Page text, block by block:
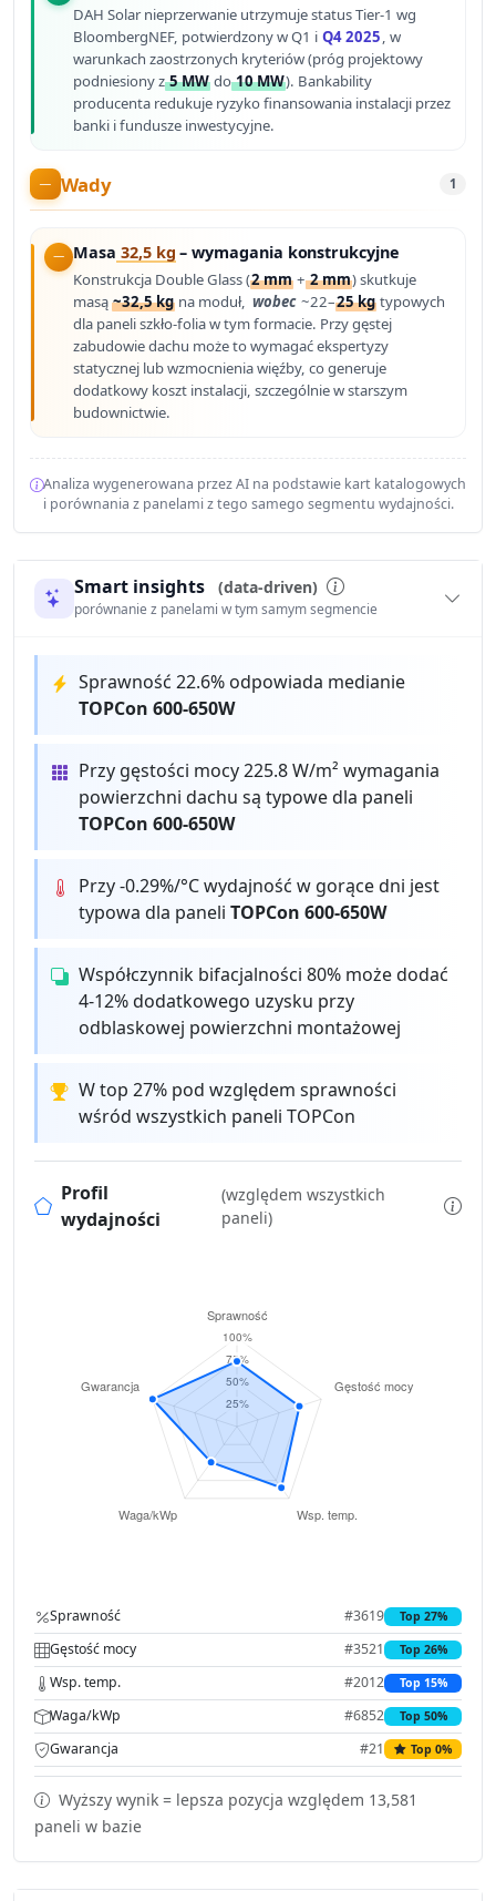
DAH Solar nieprzerwanie utrzymuje status Tier-1 wg
BloombergNEF, potwierdzony w Q1 i Q4 2025, w
warunkach zaostrzonych kryteriów (próg projektowy
podniesiony z5 MW do10 MW). Bankability
producenta redukuje ryzyko finansowania instalacji przez
banki i fundusze inwestycyjne.
Wady 1
Masa 32,5 kg – wymagania konstrukcyjne
Konstrukcja Double Glass (2 mm +2 mm) skutkuje
masą~32,5 kg na moduł, wobec ~22–25 kg typowych
dla paneli szkło-folia w tym formacie. Przy gęstej
zabudowie dachu może to wymagać ekspertyzy
statycznej lub wzmocnienia więźby, co generuje
dodatkowy koszt instalacji, szczególnie w starszym
budownictwie.
Analiza wygenerowana przez AI na podstawie kart katalogowych
i porównania z panelami z tego samego segmentu wydajności.
Smart insights (data-driven)
porównanie z panelami w tym samym segmencie
Sprawność 22.6% odpowiada medianie
TOPCon 600-650W
Przy gęstości mocy 225.8 W/m² wymagania
powierzchni dachu są typowe dla paneli
TOPCon 600-650W
Przy -0.29%/°C wydajność w gorące dni jest
typowa dla paneliTOPCon 600-650W
Współczynnik bifacjalności 80% może dodać
4-12% dodatkowego uzysku przy
odblaskowej powierzchni montażowej
W top 27% pod względem sprawności
wśród wszystkich paneli TOPCon
Profil
wydajności
(względem wszystkich
paneli)
Sprawność #3619 Top 27%
Gęstość mocy #3521 Top 26%
Wsp. temp. #2012 Top 15%
Waga/kWp #6852 Top 50%
Gwarancja #21 Top 0%
Wyższy wynik = lepsza pozycja względem 13,581
paneli w bazie